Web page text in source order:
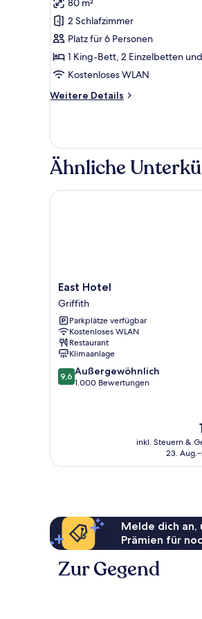
Suite
(Shark
and
Hyena
Feeding
experience)
by
2:30pm)
anzeigen
80 m²
2 Schlafzimmer
Platz für 6 Personen
1 King-Bett, 2 Einzelbetten
Kostenloses WLAN
Weitere Details
Weitere
Shark
Suite
(Shark
Hyena
Ähnliche
East
Hotel
Griffith
East Hotel
Griffith
Parkplätze verfügbar
Kostenloses WLAN
Restaurant
Klimaanlage
9.6
von
9,6 Außergewöhnlich
1.000 Bewertungen
inkl. Steuern &
23.
East Hotel
Melde dich
Prämien für
Zur Gegend